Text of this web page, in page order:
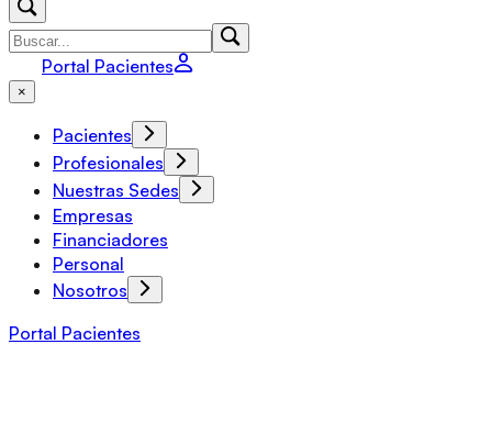
Portal Pacientes
×
Pacientes
Profesionales
Nuestras Sedes
Empresas
Financiadores
Personal
Nosotros
Portal Pacientes